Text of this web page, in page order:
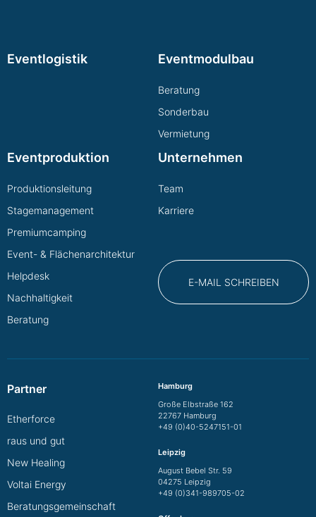
Eventlogistik Eventmodulbau
Beratung
Sonderbau
Vermietung
Eventproduktion
Produktionsleitung
Stagemanagement
Premiumcamping
Event- & Flächenarchitektur
Helpdesk
Nachhaltigkeit
Beratung
Unternehmen
Team
Karriere
E-MAIL SCHREIBEN
Partner
Etherforce
raus und gut
New Healing
Voltai Energy
Beratungsgemeinschaft
Hamburg
Große Elbstraße 162
22767 Hamburg
+49 (0)40-5247151-01
Leipzig
August Bebel Str. 59
04275 Leipzig
+49 (0)341-989705-02